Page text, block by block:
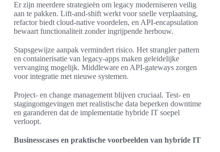
Er zijn meerdere strategieën om legacy moderniseren veilig
aan te pakken. Lift-and-shift werkt voor snelle verplaatsing,
refactor biedt cloud-native voordelen, en API-encapsulation
bewaart functionaliteit zonder ingrijpende herbouw.
Stapsgewijze aanpak vermindert risico. Het strangler pattern
en containerisatie van legacy-apps maken geleidelijke
vervanging mogelijk. Middleware en API-gateways zorgen
voor integratie met nieuwe systemen.
Project- en change management blijven cruciaal. Test- en
stagingomgevingen met realistische data beperken downtime
en garanderen dat de implementatie hybride IT soepel
verloopt.
Businesscases en praktische voorbeelden van hybride IT